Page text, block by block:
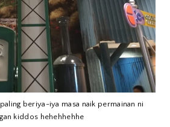
beriya-iya masa naik permainan ni
kiddos hehehhehhe